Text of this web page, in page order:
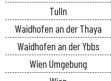
Tulln
Waidhofen an der Thaya
Waidhofen an der Ybbs
Wien Umgebung